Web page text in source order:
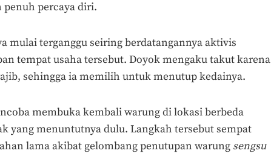
penuh percaya diri.
mulai terganggu seiring berdatangannya aktivis
tempat usaha tersebut. Doyok mengaku takut karena
sehingga ia memilih untuk menutup kedainya.
membuka kembali warung di lokasi berbeda
yang menuntutnya dulu. Langkah tersebut sempat
lama akibat gelombang penutupan warung sengsu